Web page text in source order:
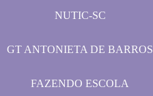
NUTIC-SC
GT ANTONIETA DE BARROS
FAZENDO ESCOLA